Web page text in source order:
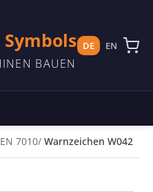
Symbols
BAUEN
DE EN
7010 Warnzeichen W042